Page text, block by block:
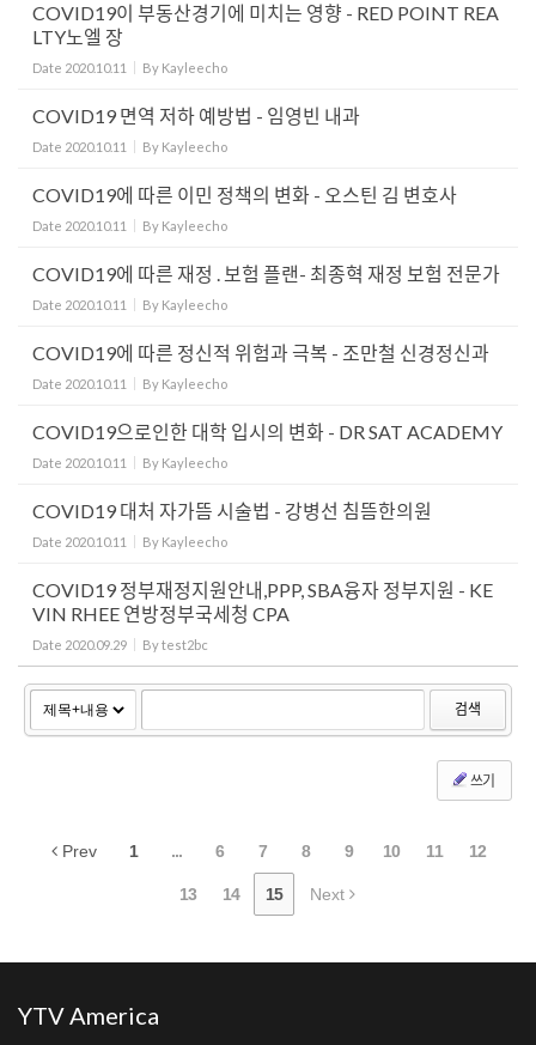
COVID19이 부동산경기에 미치는 영향 - RED POINT REA
LTY노엘 장
Date 2020.10.11 By Kayleecho
COVID19 면역 저하 예방법 - 임영빈 내과
Date 2020.10.11 By Kayleecho
COVID19에 따른 이민 정책의 변화 - 오스틴 김 변호사
Date 2020.10.11 By Kayleecho
COVID19에 따른 재정 . 보험 플랜- 최종혁 재정 보험 전문가
Date 2020.10.11 By Kayleecho
COVID19에 따른 정신적 위험과 극복 - 조만철 신경정신과
Date 2020.10.11 By Kayleecho
COVID19으로인한 대학 입시의 변화 - DR SAT ACADEMY
Date 2020.10.11 By Kayleecho
COVID19 대처 자가뜸 시술법 - 강병선 침뜸한의원
Date 2020.10.11 By Kayleecho
COVID19 정부재정지원안내,PPP, SBA융자 정부지원 - KE
VIN RHEE 연방정부국세청 CPA
Date 2020.09.29 Bytest2bc
검색
쓰기
Prev 1 ... 6 7 8 9 10 11 12
13 14 15 Next
YTV America